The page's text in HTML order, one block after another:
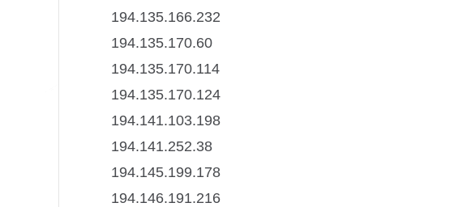
194.135.166.232
194.135.170.60
194.135.170.114
194.135.170.124
194.141.103.198
194.141.252.38
194.145.199.178
194.146.191.216